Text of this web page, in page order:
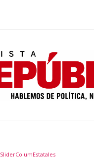
SliderColumEstatales